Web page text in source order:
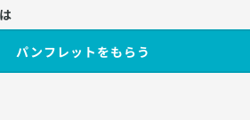
パンフレットをもらう